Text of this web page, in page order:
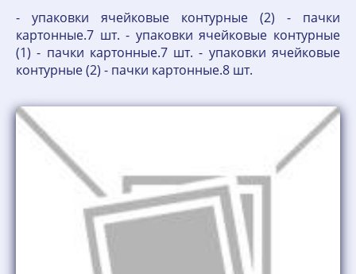
- упаковки ячейковые контурные (2) - пачки
картонные.7 шт. - упаковки ячейковые контурные
(1) - пачки картонные.7 шт. - упаковки ячейковые
контурные (2) - пачки картонные.8 шт.